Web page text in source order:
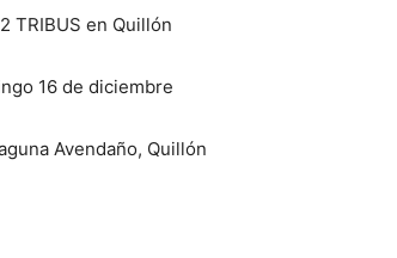
TRIBUS en Quillón
16 de diciembre
Avendaño, Quillón